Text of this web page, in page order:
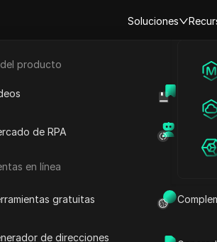
Soluciones
Comercio electrónico
producto
de RPA
en línea
gratuitas
de direcciones
Cómo
mercado-de-
Video:Cómo reactivar tu cuenta de